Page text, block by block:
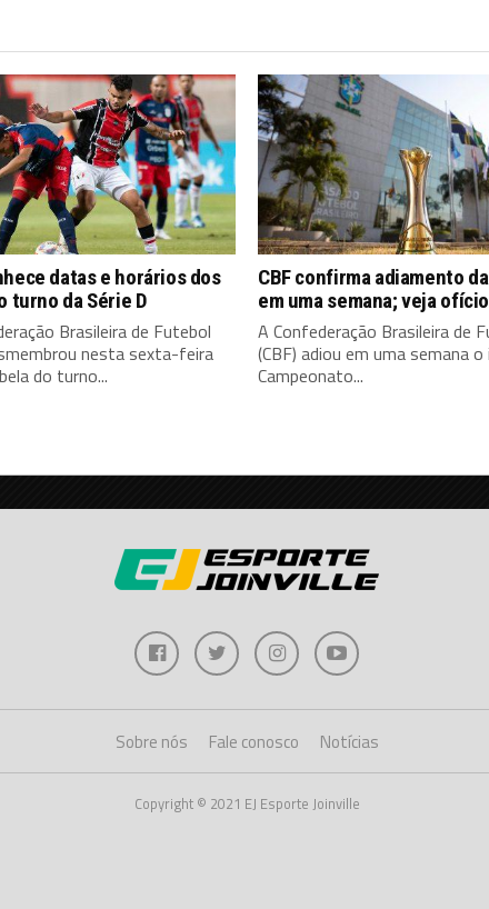
datas e horários dos
turno da Série D
Brasileira de Futebol
nesta sexta-feira
do turno...
CBF confirma adiamento
em uma semana; veja ofício
A Confederação Brasileira de
(CBF) adiou em uma semana o
Campeonato...
Sobre nós Fale conosco Notícias
Copyright © 2021 EJ Esporte Joinville